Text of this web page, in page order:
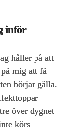
inför
håller på att
mig att få
börjar gälla.
över dygnet
körs